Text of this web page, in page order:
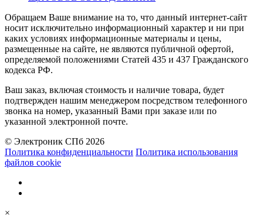
Обращаем Ваше внимание на то, что данный интернет-сайт
носит исключительно информационный характер и ни при
каких условиях информационные материалы и цены,
размещенные на сайте, не являются публичной офертой,
определяемой положениями Статей 435 и 437 Гражданского
кодекса РФ.
Ваш заказ, включая стоимость и наличие товара, будет
подтвержден нашим менеджером посредством телефонного
звонка на номер, указанный Вами при заказе или по
указанной электронной почте.
© Электроник СПб 2026
Политика конфиденциальности Политика использования
файлов cookie
×